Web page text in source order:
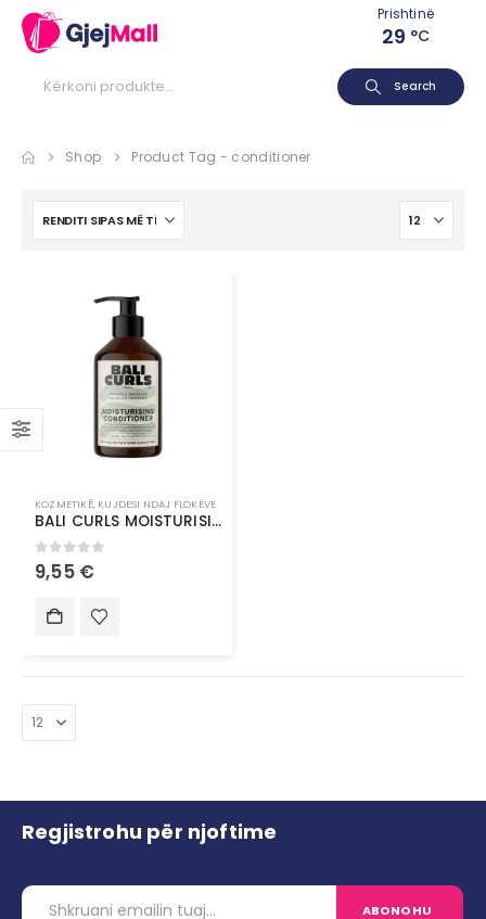
Prishtinë
29 °C
Search
Shop Product Tag - conditioner
KOZMETIKË, KUJDESI NDAJ FLOKËVE
BALI CURLS MOISTURISING CONDITIONER
0 out of 5
9,55 €
Regjistrohu për njoftime